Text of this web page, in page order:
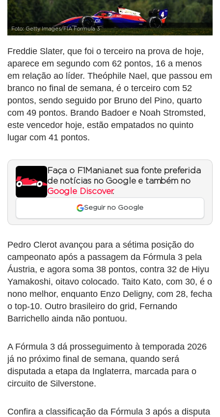
Foto: Getty Images/FIA Formula 3
Freddie Slater, que foi o terceiro na prova de hoje,
aparece em segundo com 62 pontos, 16 a menos
em relação ao líder. Theóphile Nael, que passou em
branco no final de semana, é o terceiro com 52
pontos, sendo seguido por Bruno del Pino, quarto
com 49 pontos. Brando Badoer e Noah Stromsted,
este vencedor hoje, estão empatados no quinto
lugar com 41 pontos.
Faça o F1Mania.net sua fonte preferida
de notícias no Google e também no
Google Discover.
Seguir no Google
Pedro Clerot avançou para a sétima posição do
campeonato após a passagem da Fórmula 3 pela
Áustria, e agora soma 38 pontos, contra 32 de Hiyu
Yamakoshi, oitavo colocado. Taito Kato, com 30, é o
nono melhor, enquanto Enzo Deligny, com 28, fecha
o top-10. Outro brasileiro do grid, Fernando
Barrichello ainda não pontuou.
A Fórmula 3 dá prosseguimento à temporada 2026
já no próximo final de semana, quando será
disputada a etapa da Inglaterra, marcada para o
circuito de Silverstone.
Confira a classificação da Fórmula 3 após a disputa